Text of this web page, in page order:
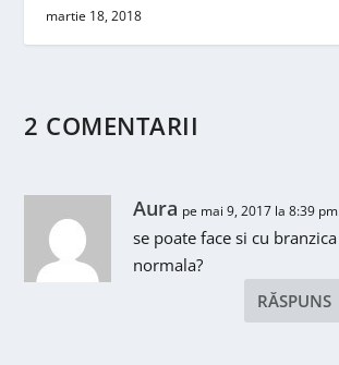
martie 18, 2018
2 COMENTARII
Aura pe mai 9, 2017 la 8:39 pm
se poate face si cu branzica
normala?
RĂSPUNS